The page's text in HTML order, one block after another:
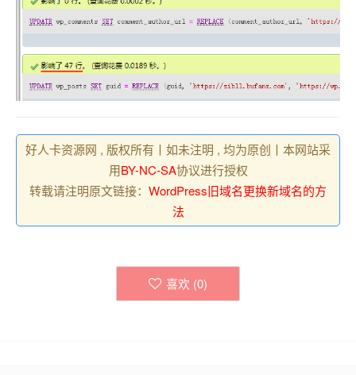
好人卡资源网 , 版权所有丨如未注明 , 均为原创丨本网站采
用BY-NC-SA协议进行授权
转载请注明原文链接： WordPress旧域名更换新域名的方
法
喜欢 (0)